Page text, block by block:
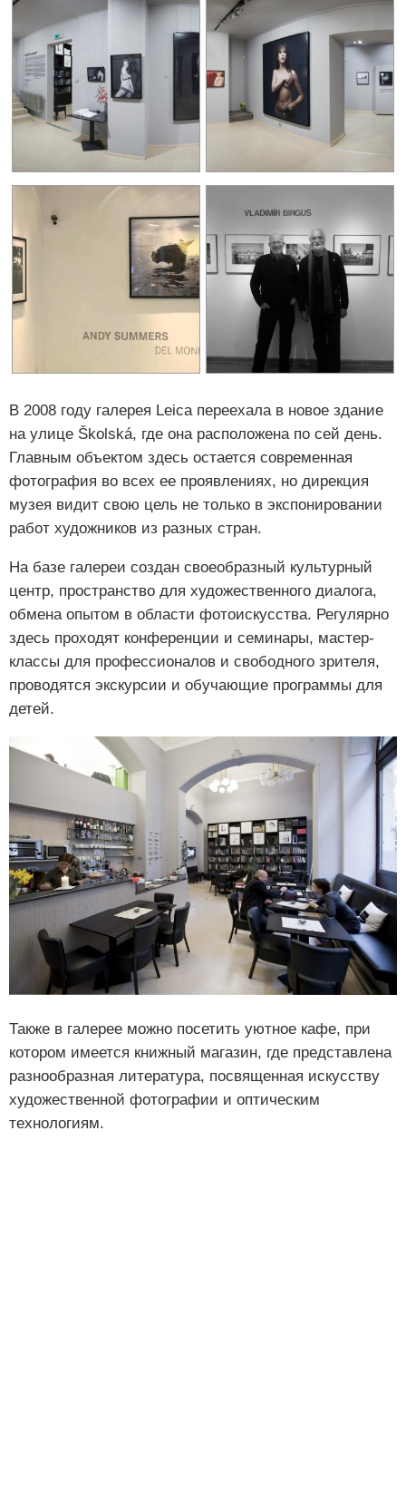
В 2008 году галерея Leica переехала в новое здание
на улице Školská, где она расположена по сей день.
Главным объектом здесь остается современная
фотография во всех ее проявлениях, но дирекция
музея видит свою цель не только в экспонировании
работ художников из разных стран.
На базе галереи создан своеобразный культурный
центр, пространство для художественного диалога,
обмена опытом в области фотоискусства. Регулярно
здесь проходят конференции и семинары, мастер-
классы для профессионалов и свободного зрителя,
проводятся экскурсии и обучающие программы для
детей.
Также в галерее можно посетить уютное кафе, при
котором имеется книжный магазин, где представлена
разнообразная литература, посвященная искусству
художественной фотографии и оптическим
технологиям.